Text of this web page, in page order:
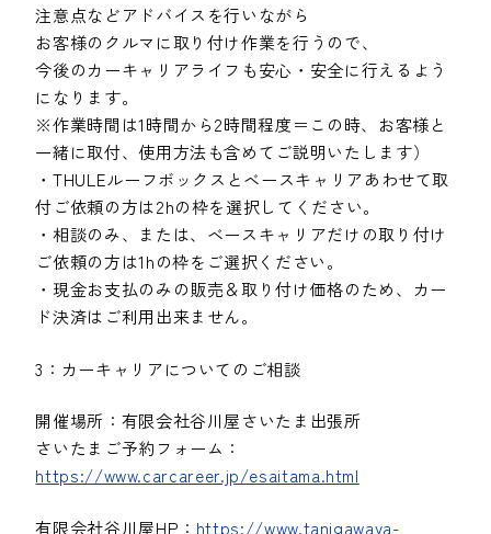
注意点などアドバイスを行いながら
お客様のクルマに取り付け作業を行うので、
今後のカーキャリアライフも安心・安全に行えるよう
になります。
※作業時間は1時間から2時間程度＝この時、お客様と
一緒に取付、使用方法も含めてご説明いたします）
・THULEルーフボックスとベースキャリアあわせて取
付ご依頼の方は2hの枠を選択してください。
・相談のみ、または、ベースキャリアだけの取り付け
ご依頼の方は1hの枠をご選択ください。
・現金お支払のみの販売＆取り付け価格のため、カー
ド決済はご利用出来ません。
3：カーキャリアについてのご相談
開催場所：有限会社谷川屋さいたま出張所
さいたまご予約フォーム：
https://www.carcareer.jp/esaitama.html
有限会社谷川屋HP： https://www.tanigawaya-